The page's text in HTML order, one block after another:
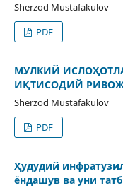
Sherzod Mustafakulov
PDF
МУЛКИЙ
ИҚТИСОДИЙ
Sherzod Mustafakulov
PDF
Ҳудудий
ёндашув ва уни